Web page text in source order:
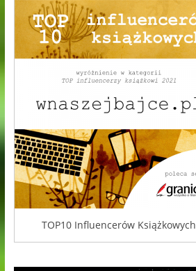
TOP10 Influencerów Książkowych